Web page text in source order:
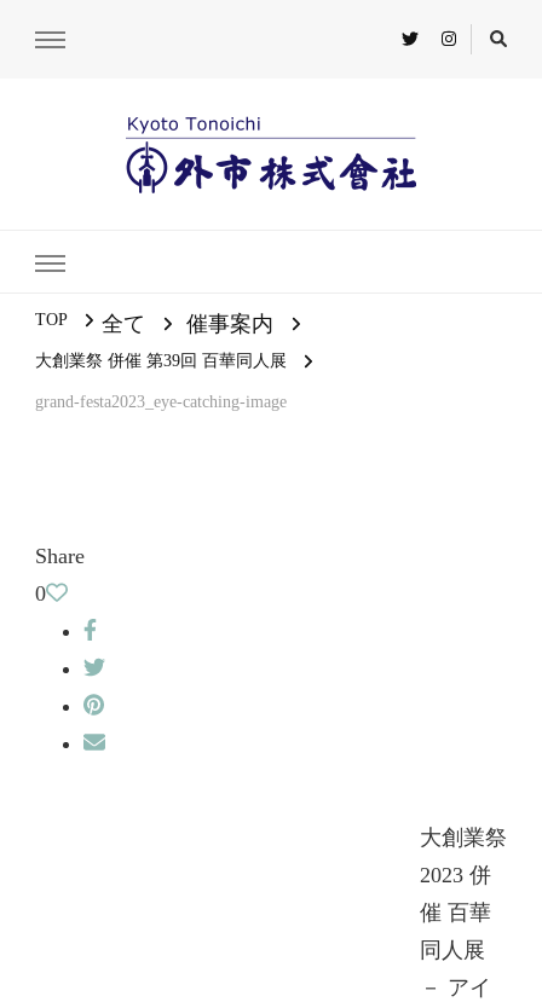
TOP 全て 催事案内
大創業祭 併催 第39回 百華同人展
grand-festa2023_eye-catching-image
Share
0
大創業祭
2023 併
催 百華
同人展
－ アイ